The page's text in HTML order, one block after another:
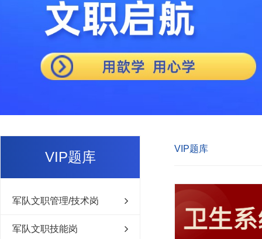
VIP题库
军队文职管理/技术岗
军队文职技能岗
VIP题库